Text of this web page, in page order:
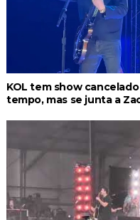
KOL tem show
tempo, mas se junta a